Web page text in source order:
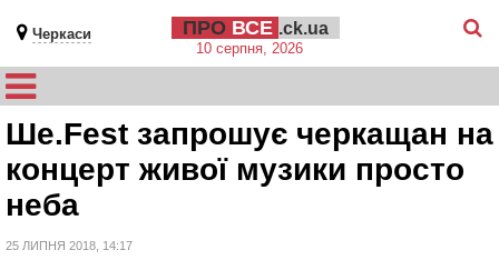
Черкаси ПРО ВСЕ .ck.ua
10 серпня, 2026
Ше.Fest запрошує черкащан на
концерт живої музики просто
неба
25 ЛИПНЯ 2018, 14:17